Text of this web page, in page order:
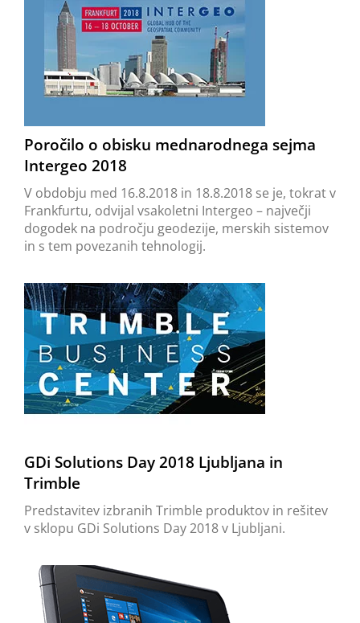
Poročilo o obisku mednarodnega sejma
Intergeo 2018
V obdobju med 16.8.2018 in 18.8.2018 se je, tokrat v
Frankfurtu, odvijal vsakoletni Intergeo – največji
dogodek na področju geodezije, merskih sistemov
in s tem povezanih tehnologij.
GDi Solutions Day 2018 Ljubljana in
Trimble
Predstavitev izbranih Trimble produktov in rešitev
v sklopu GDi Solutions Day 2018 v Ljubljani.